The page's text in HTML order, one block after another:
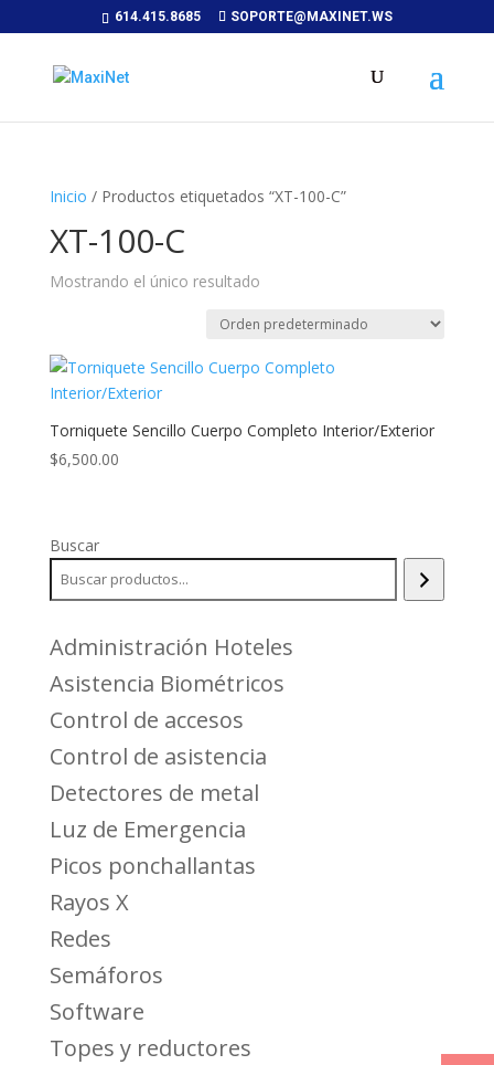
614.415.8685 SOPORTE@MAXINET.WS
Inicio / Productos etiquetados “XT-100-C”
XT-100-C
Mostrando el único resultado
Torniquete Sencillo Cuerpo Completo Interior/Exterior
$6,500.00
Buscar
Administración Hoteles
Asistencia Biométricos
Control de accesos
Control de asistencia
Detectores de metal
Luz de Emergencia
Picos ponchallantas
Rayos X
Redes
Semáforos
Software
Topes y reductores